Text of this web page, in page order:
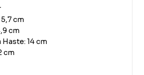
cm
cm
14 cm
cm